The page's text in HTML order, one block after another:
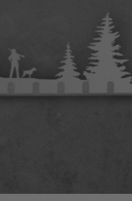
Merkzettel
hinzufügen